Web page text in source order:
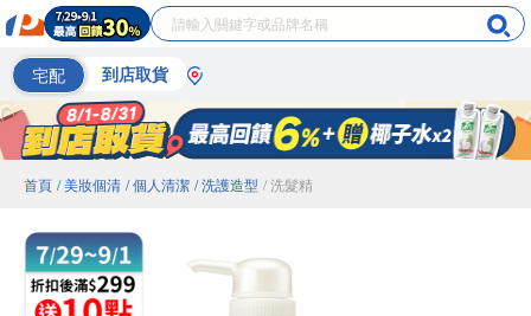
宅配 到店取貨
首頁 / 美妝個清 / 個人清潔 / 洗護造型 / 洗髮精